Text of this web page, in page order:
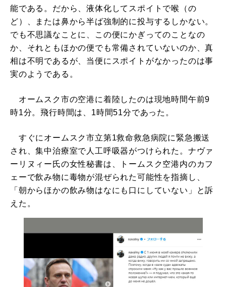
能である。だから、液体化してスポイトで喉（の
ど）、または鼻から半ば強制的に投与するしかない。
でも不思議なことに、この便にかぎってのことなの
か、それともほかの便でも常備されていないのか、真
相は不明であるが、当便にスポイトがなかったのは事
実のようである。
オームスク市の空港に着陸したのは現地時間午前9
時1分。飛行時間は、1時間51分であった。
すぐにオームスク市立第1救命救急病院に緊急搬送
され、集中治療室で人工呼吸器がつけられた。ナヴァ
ーリヌィー氏の女性秘書は、トームスク空港内のカフ
ェーで飲み物に毒物が混ぜられた可能性を指摘し、
「朝からほかの飲み物はなにも口にしていない」と訴
えた。